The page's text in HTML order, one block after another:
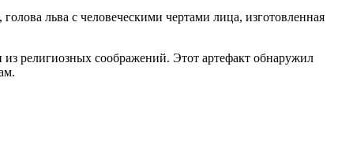
льва с человеческими чертами лица, изготовленная
из религиозных соображений. Этот артефакт обнаружил